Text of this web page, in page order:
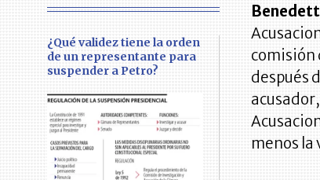
¿Qué validez tiene la orden
de un representante para
suspender a Petro?
comisión
después
menos